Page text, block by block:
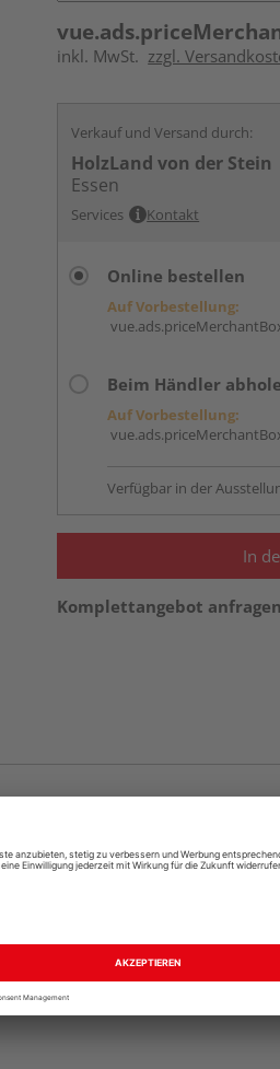
inkl. MwSt. zzgl.
Verkauf und Versand durch:
HolzLand von der Stein
Essen
Services Kontakt
Online bestellen
Auf Vorbestellung:
Beim Händler
Auf Vorbestellung:
Verfügbar in der
In
Komplettangebot anfragen